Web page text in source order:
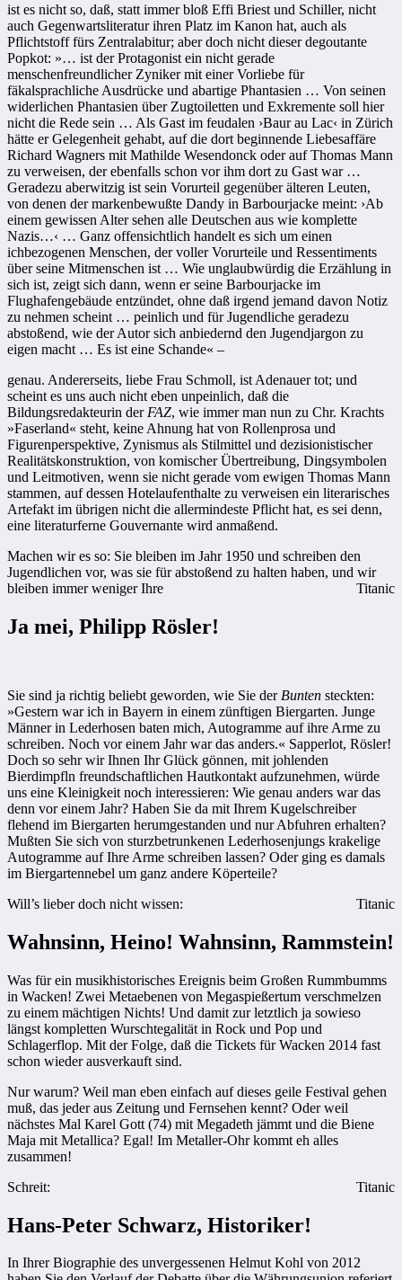
ist es nicht so, daß, statt immer bloß Effi Briest und Schiller, nicht
auch Gegenwartsliteratur ihren Platz im Kanon hat, auch als
Pflichtstoff fürs Zentralabitur; aber doch nicht dieser degoutante
Popkot: »… ist der Protagonist ein nicht gerade
menschenfreundlicher Zyniker mit einer Vorliebe für
fäkalsprachliche Ausdrücke und abartige Phantasien … Von seinen
widerlichen Phantasien über Zugtoiletten und Exkremente soll hier
nicht die Rede sein … Als Gast im feudalen ›Baur au Lac‹ in Zürich
hätte er Gelegenheit gehabt, auf die dort beginnende Liebesaffäre
Richard Wagners mit Mathilde Wesendonck oder auf Thomas Mann
zu verweisen, der ebenfalls schon vor ihm dort zu Gast war …
Geradezu aberwitzig ist sein Vorurteil gegenüber älteren Leuten,
von denen der markenbewußte Dandy in Barbourjacke meint: ›Ab
einem gewissen Alter sehen alle Deutschen aus wie komplette
Nazis…‹ … Ganz offensichtlich handelt es sich um einen
ichbezogenen Menschen, der voller Vorurteile und Ressentiments
über seine Mitmenschen ist … Wie unglaubwürdig die Erzählung in
sich ist, zeigt sich dann, wenn er seine Barbourjacke im
Flughafengebäude entzündet, ohne daß irgend jemand davon Notiz
zu nehmen scheint … peinlich und für Jugendliche geradezu
abstoßend, wie der Autor sich anbiedernd den Jugendjargon zu
eigen macht … Es ist eine Schande« –
genau. Andererseits, liebe Frau Schmoll, ist Adenauer tot; und
scheint es uns auch nicht eben unpeinlich, daß die
Bildungsredakteurin der FAZ, wie immer man nun zu Chr. Krachts
»Faserland« steht, keine Ahnung hat von Rollenprosa und
Figurenperspektive, Zynismus als Stilmittel und dezisionistischer
Realitätskonstruktion, von komischer Übertreibung, Dingsymbolen
und Leitmotiven, wenn sie nicht gerade vom ewigen Thomas Mann
stammen, auf dessen Hotelaufenthalte zu verweisen ein literarisches
Artefakt im übrigen nicht die allermindeste Pflicht hat, es sei denn,
eine literaturferne Gouvernante wird anmaßend.
Machen wir es so: Sie bleiben im Jahr 1950 und schreiben den
Jugendlichen vor, was sie für abstoßend zu halten haben, und wir
bleiben immer weniger Ihre
Titanic
Ja mei, Philipp Rösler!
Sie sind ja richtig beliebt geworden, wie Sie der Bunten steckten:
»Gestern war ich in Bayern in einem zünftigen Biergarten. Junge
Männer in Lederhosen baten mich, Autogramme auf ihre Arme zu
schreiben. Noch vor einem Jahr war das anders.« Sapperlot, Rösler!
Doch so sehr wir Ihnen Ihr Glück gönnen, mit johlenden
Bierdimpfln freundschaftlichen Hautkontakt aufzunehmen, würde
uns eine Kleinigkeit noch interessieren: Wie genau anders war das
denn vor einem Jahr? Haben Sie da mit Ihrem Kugelschreiber
flehend im Biergarten herumgestanden und nur Abfuhren erhalten?
Mußten Sie sich von sturzbetrunkenen Lederhosenjungs krakelige
Autogramme auf Ihre Arme schreiben lassen? Oder ging es damals
im Biergartennebel um ganz andere Köperteile?
Will’s lieber doch nicht wissen:
Titanic
Wahnsinn, Heino! Wahnsinn, Rammstein!
Was für ein musikhistorisches Ereignis beim Großen Rummbumms
in Wacken! Zwei Metaebenen von Megaspießertum verschmelzen
zu einem mächtigen Nichts! Und damit zur letztlich ja sowieso
längst kompletten Wurschtegalität in Rock und Pop und
Schlagerflop. Mit der Folge, daß die Tickets für Wacken 2014 fast
schon wieder ausverkauft sind.
Nur warum? Weil man eben einfach auf dieses geile Festival gehen
muß, das jeder aus Zeitung und Fernsehen kennt? Oder weil
nächstes Mal Karel Gott (74) mit Megadeth jämmt und die Biene
Maja mit Metallica? Egal! Im Metaller-Ohr kommt eh alles
zusammen!
Schreit:
Titanic
Hans-Peter Schwarz, Historiker!
In Ihrer Biographie des unvergessenen Helmut Kohl von 2012